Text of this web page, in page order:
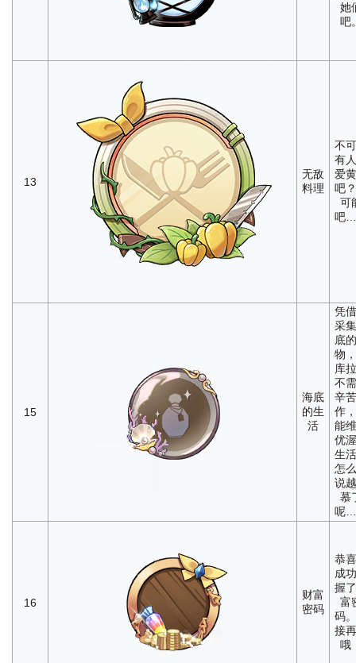
她
吧
13
无敌
料理
不
有
爱
吧
可
吧
15
海底
的生
活
凭
采
底
物
库
不
辛
作
能
优
生
怎
说
慕
呢
16
财富
密码
恭
成
握
富
码
接
哦